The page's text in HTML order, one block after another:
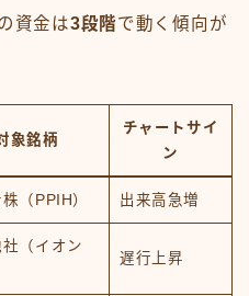
資金は3段階で動く傾向が
象銘柄
チャートサイ
ン
（PPIH） 出来高急増
社（イオン
遅行上昇